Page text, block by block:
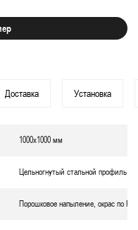
Доставка Установка
1000х1000 мм
Цельногнутый стальной профиль
Порошковое напыление, окрас по